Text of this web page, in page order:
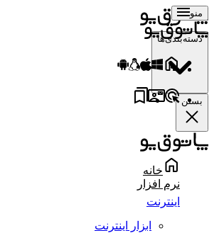
منو
دسته‌بندی‌ها
بستن
خانه
نرم افزار
اینترنت
ابزار اینترنت